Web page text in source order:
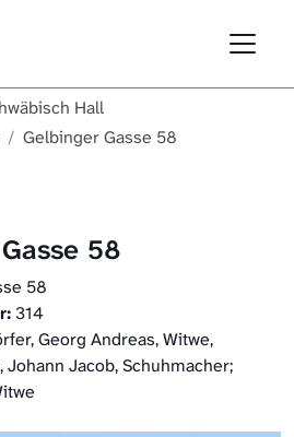
Hall
Gelbinger Gasse 58
58
58
314
Georg Andreas, Witwe,
Johann Jacob, Schuhmacher;
Steinbach